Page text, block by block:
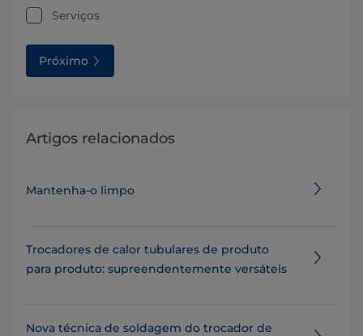
Serviços
Próximo
Artigos relacionados
Mantenha-o limpo
Trocadores de calor tubulares de produto
para produto: supreendentemente versáteis
Nova técnica de soldagem do trocador de